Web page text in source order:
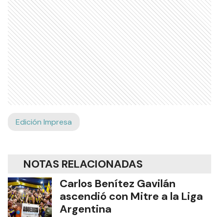
Edición Impresa
NOTAS RELACIONADAS
Carlos Benítez Gavilán
ascendió con Mitre a la Liga
Argentina